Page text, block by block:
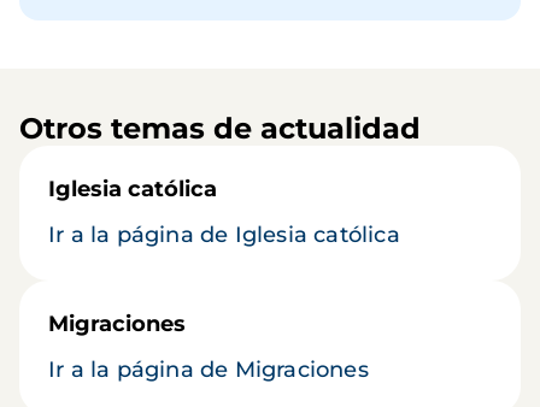
Otros temas de actualidad
Iglesia católica
Ir a la página de Iglesia católica
Migraciones
Ir a la página de Migraciones